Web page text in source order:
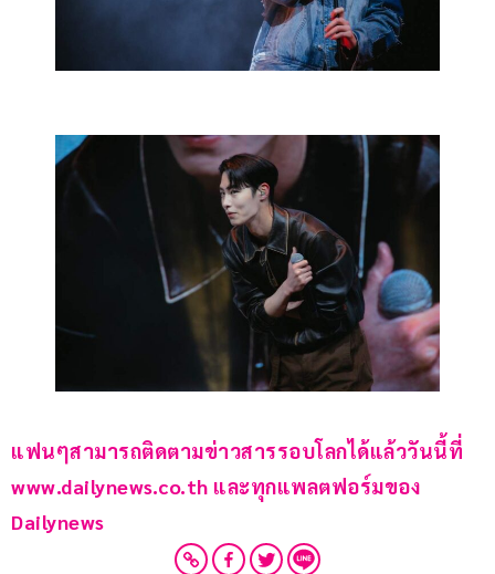
แฟนๆสามารถติดตามข่าวสารรอบโลกได้แล้ววันนี้ที่
www.dailynews.co.th และทุกแพลตฟอร์มของ
Dailynews